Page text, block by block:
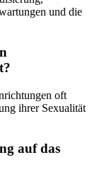
und die
oft
ihrer Sexualität
auf das